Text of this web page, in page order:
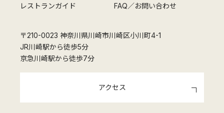
レストランガイド
FAQ／お問い合わせ
〒210-0023 神奈川県川崎市川崎区小川町4-1
JR川崎駅から徒歩5分
京急川崎駅から徒歩7分
アクセス